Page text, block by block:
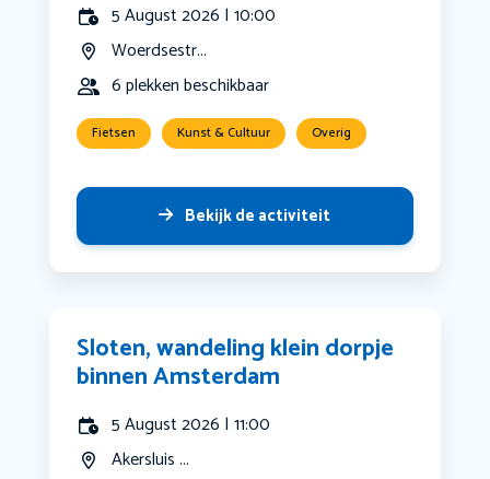
5 August 2026 | 10:00
Woerdsestr...
6 plekken beschikbaar
Fietsen Kunst & Cultuur Overig
Bekijk de activiteit
Sloten, wandeling klein dorpje
binnen Amsterdam
5 August 2026 | 11:00
Akersluis ...